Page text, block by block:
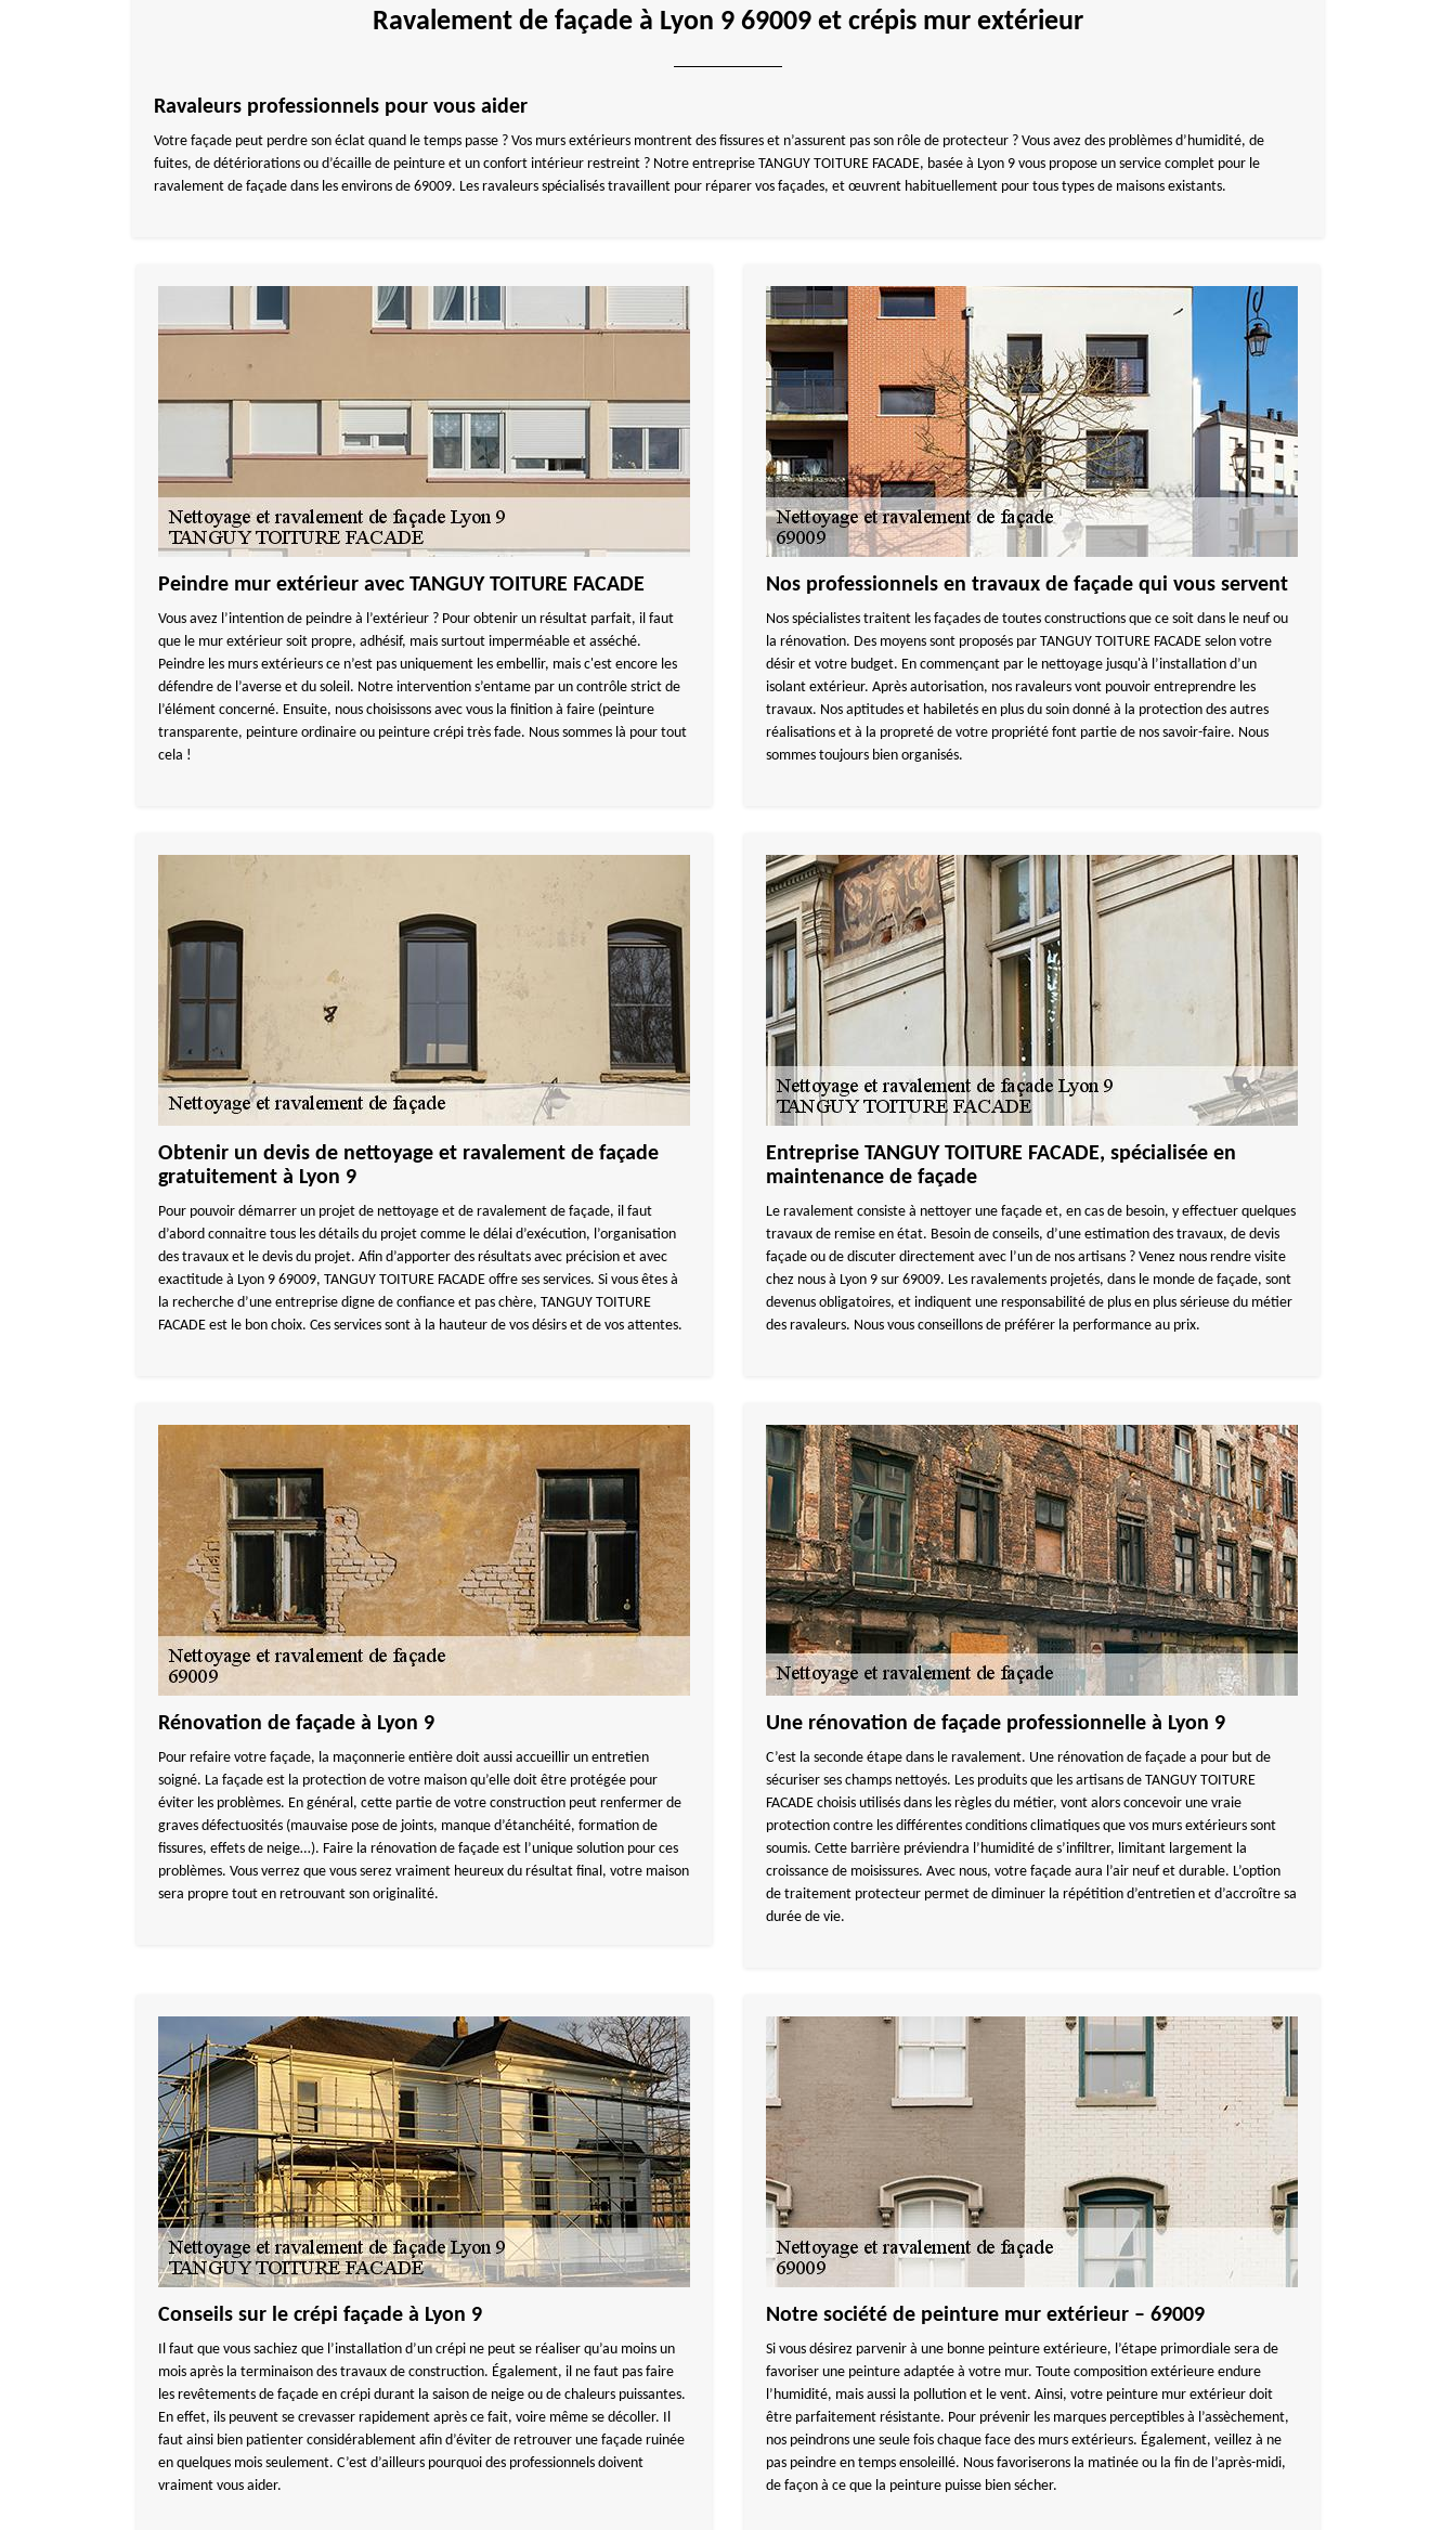
Ravalement de façade à Lyon 9 69009 et crépis mur extérieur
Ravaleurs professionnels pour vous aider
Votre façade peut perdre son éclat quand le temps passe ? Vos murs extérieurs montrent des fissures et n’assurent pas son rôle de protecteur ? Vous avez des problèmes d’humidité, de
fuites, de détériorations ou d’écaille de peinture et un confort intérieur restreint ? Notre entreprise TANGUY TOITURE FACADE, basée à Lyon 9 vous propose un service complet pour le
ravalement de façade dans les environs de 69009. Les ravaleurs spécialisés travaillent pour réparer vos façades, et œuvrent habituellement pour tous types de maisons existants.
Peindre mur extérieur avec TANGUY TOITURE FACADE
Vous avez l’intention de peindre à l’extérieur ? Pour obtenir un résultat parfait, il faut
que le mur extérieur soit propre, adhésif, mais surtout imperméable et asséché.
Peindre les murs extérieurs ce n’est pas uniquement les embellir, mais c'est encore les
défendre de l’averse et du soleil. Notre intervention s’entame par un contrôle strict de
l’élément concerné. Ensuite, nous choisissons avec vous la finition à faire (peinture
transparente, peinture ordinaire ou peinture crépi très fade. Nous sommes là pour tout
cela !
Nos professionnels en travaux de façade qui vous servent
Nos spécialistes traitent les façades de toutes constructions que ce soit dans le neuf ou
la rénovation. Des moyens sont proposés par TANGUY TOITURE FACADE selon votre
désir et votre budget. En commençant par le nettoyage jusqu'à l’installation d’un
isolant extérieur. Après autorisation, nos ravaleurs vont pouvoir entreprendre les
travaux. Nos aptitudes et habiletés en plus du soin donné à la protection des autres
réalisations et à la propreté de votre propriété font partie de nos savoir-faire. Nous
sommes toujours bien organisés.
Obtenir un devis de nettoyage et ravalement de façade
gratuitement à Lyon 9
Pour pouvoir démarrer un projet de nettoyage et de ravalement de façade, il faut
d’abord connaitre tous les détails du projet comme le délai d’exécution, l’organisation
des travaux et le devis du projet. Afin d’apporter des résultats avec précision et avec
exactitude à Lyon 9 69009, TANGUY TOITURE FACADE offre ses services. Si vous êtes à
la recherche d’une entreprise digne de confiance et pas chère, TANGUY TOITURE
FACADE est le bon choix. Ces services sont à la hauteur de vos désirs et de vos attentes.
Entreprise TANGUY TOITURE FACADE, spécialisée en
maintenance de façade
Le ravalement consiste à nettoyer une façade et, en cas de besoin, y effectuer quelques
travaux de remise en état. Besoin de conseils, d’une estimation des travaux, de devis
façade ou de discuter directement avec l’un de nos artisans ? Venez nous rendre visite
chez nous à Lyon 9 sur 69009. Les ravalements projetés, dans le monde de façade, sont
devenus obligatoires, et indiquent une responsabilité de plus en plus sérieuse du métier
des ravaleurs. Nous vous conseillons de préférer la performance au prix.
Rénovation de façade à Lyon 9
Pour refaire votre façade, la maçonnerie entière doit aussi accueillir un entretien
soigné. La façade est la protection de votre maison qu’elle doit être protégée pour
éviter les problèmes. En général, cette partie de votre construction peut renfermer de
graves défectuosités (mauvaise pose de joints, manque d’étanchéité, formation de
fissures, effets de neige…). Faire la rénovation de façade est l’unique solution pour ces
problèmes. Vous verrez que vous serez vraiment heureux du résultat final, votre maison
sera propre tout en retrouvant son originalité.
Une rénovation de façade professionnelle à Lyon 9
C’est la seconde étape dans le ravalement. Une rénovation de façade a pour but de
sécuriser ses champs nettoyés. Les produits que les artisans de TANGUY TOITURE
FACADE choisis utilisés dans les règles du métier, vont alors concevoir une vraie
protection contre les différentes conditions climatiques que vos murs extérieurs sont
soumis. Cette barrière préviendra l’humidité de s’infiltrer, limitant largement la
croissance de moisissures. Avec nous, votre façade aura l’air neuf et durable. L’option
de traitement protecteur permet de diminuer la répétition d’entretien et d’accroître sa
durée de vie.
Conseils sur le crépi façade à Lyon 9
Il faut que vous sachiez que l’installation d’un crépi ne peut se réaliser qu’au moins un
mois après la terminaison des travaux de construction. Également, il ne faut pas faire
les revêtements de façade en crépi durant la saison de neige ou de chaleurs puissantes.
En effet, ils peuvent se crevasser rapidement après ce fait, voire même se décoller. Il
faut ainsi bien patienter considérablement afin d’éviter de retrouver une façade ruinée
en quelques mois seulement. C’est d’ailleurs pourquoi des professionnels doivent
vraiment vous aider.
Notre société de peinture mur extérieur – 69009
Si vous désirez parvenir à une bonne peinture extérieure, l’étape primordiale sera de
favoriser une peinture adaptée à votre mur. Toute composition extérieure endure
l’humidité, mais aussi la pollution et le vent. Ainsi, votre peinture mur extérieur doit
être parfaitement résistante. Pour prévenir les marques perceptibles à l’assèchement,
nos peindrons une seule fois chaque face des murs extérieurs. Également, veillez à ne
pas peindre en temps ensoleillé. Nous favoriserons la matinée ou la fin de l’après-midi,
de façon à ce que la peinture puisse bien sécher.